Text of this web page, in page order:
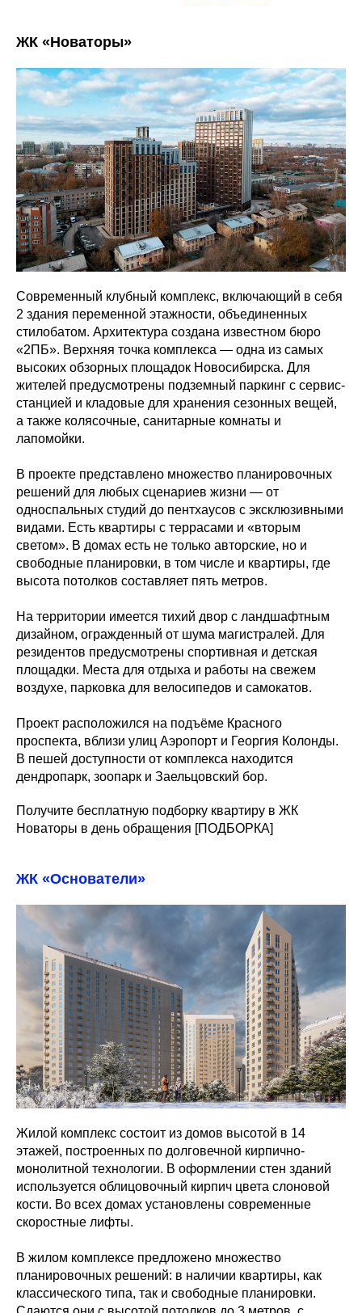
ЖК «Новаторы»
Современный клубный комплекс, включающий в себя
2 здания переменной этажности, объединенных
стилобатом. Архитектура создана известном бюро
«2ПБ». Верхняя точка комплекса — одна из самых
высоких обзорных площадок Новосибирска. Для
жителей предусмотрены подземный паркинг с сервис-
станцией и кладовые для хранения сезонных вещей,
а также колясочные, санитарные комнаты и
лапомойки.
В проекте представлено множество планировочных
решений для любых сценариев жизни — от
односпальных студий до пентхаусов с эксклюзивными
видами. Есть квартиры с террасами и «вторым
светом». В домах есть не только авторские, но и
свободные планировки, в том числе и квартиры, где
высота потолков составляет пять метров.
На территории имеется тихий двор с ландшафтным
дизайном, огражденный от шума магистралей. Для
резидентов предусмотрены спортивная и детская
площадки. Места для отдыха и работы на свежем
воздухе, парковка для велосипедов и самокатов.
Проект расположился на подъёме Красного
проспекта, вблизи улиц Аэропорт и Георгия Колонды.
В пешей доступности от комплекса находится
дендропарк, зоопарк и Заельцовский бор.
Получите бесплатную подборку квартиру в ЖК
Новаторы в день обращения [ПОДБОРКА]
ЖК «Основатели»
Жилой комплекс состоит из домов высотой в 14
этажей, построенных по долговечной кирпично-
монолитной технологии. В оформлении стен зданий
используется облицовочный кирпич цвета слоновой
кости. Во всех домах установлены современные
скоростные лифты.
В жилом комплексе предложено множество
планировочных решений: в наличии квартиры, как
классического типа, так и свободные планировки.